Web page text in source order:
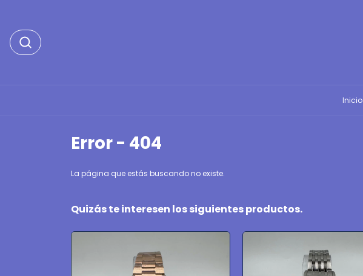
Inicio
Error - 404
La página que estás buscando no existe.
Quizás te interesen los siguientes productos.